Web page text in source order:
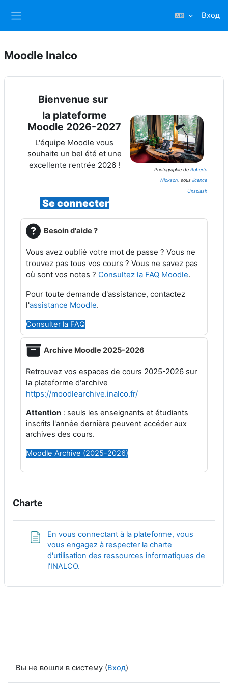
Вход
Moodle Inalco
Bienvenue sur
la plateforme
Moodle 2026-2027
L'équipe Moodle vous
souhaite un bel été et une
excellente rentrée 2026 !
Se connecter
Photographie de Roberto
Nickson , sous licence
Unsplash
Besoin d'aide ?
Vous avez oublié votre mot de passe ? Vous ne
trouvez pas tous vos cours ? Vous ne savez pas
où sont vos notes ? Consultez la FAQ Moodle.
Pour toute demande d'assistance, contactez
l'assistance Moodle.
Consulter la FAQ
Archive Moodle 2025-2026
Retrouvez vos espaces de cours 2025-2026 sur
la plateforme d'archive
https://moodlearchive.inalco.fr/
Attention : seuls les enseignants et étudiants
inscrits l'année dernière peuvent accéder aux
archives des cours.
Moodle Archive (2025-2026)
Charte
En vous connectant à la plateforme, vous
vous engagez à respecter la charte
d'utilisation des ressources informatiques de
l'INALCO.
Вы не вошли в систему (Вход)